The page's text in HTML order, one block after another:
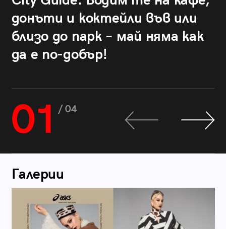
донъти и коктейли във или
близо до парк – май няма как
да е по-добър!
01 / 04
Галерии